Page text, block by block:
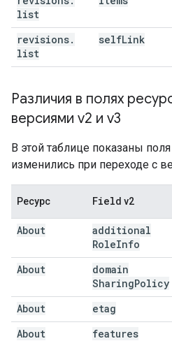
list
revisions.
list
selfLink
Различия в полях
версиями v2 и v3
В этой таблице показаны
изменились при переходе с
Ресурс Field v2
About
additional
RoleInfo
About
domain
SharingPolicy
About etag
About features